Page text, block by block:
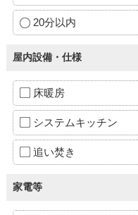
20分以内
屋内設備・仕様
床暖房
システムキッチン
追い焚き
家電等